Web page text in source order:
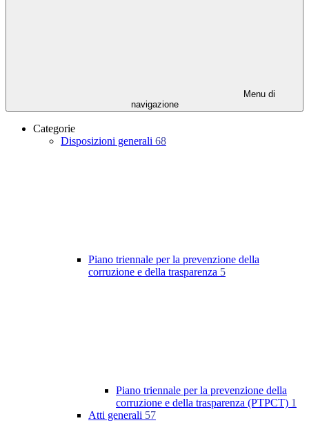
Menu di
navigazione
Categorie
Disposizioni generali 68
Piano triennale per la prevenzione della
corruzione e della trasparenza 5
Piano triennale per la prevenzione della
corruzione e della trasparenza (PTPCT) 1
Atti generali 57